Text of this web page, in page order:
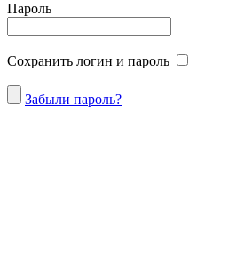
Пароль
Сохранить логин и пароль
Забыли пароль?